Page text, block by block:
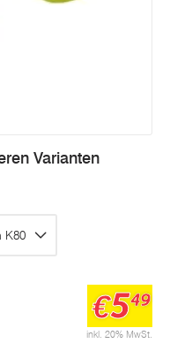
Varianten
K80
inkl. 20% MwSt.
€549